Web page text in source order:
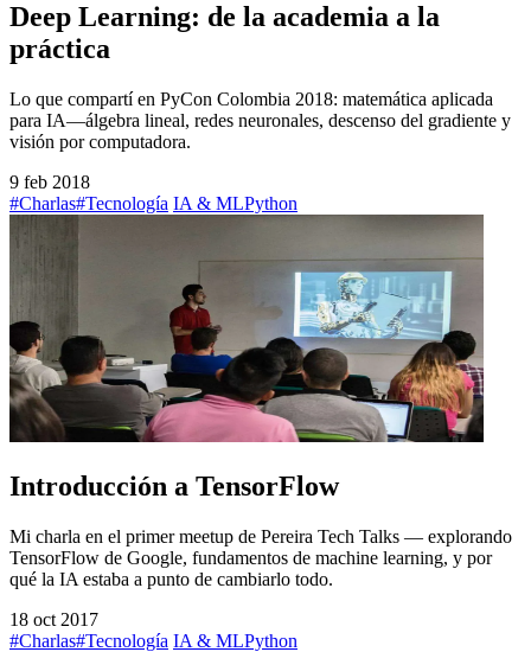
Deep Learning: de la academia a la
práctica
Lo que compartí en PyCon Colombia 2018: matemática aplicada
para IA—álgebra lineal, redes neuronales, descenso del gradiente y
visión por computadora.
9 feb 2018
#Charlas#Tecnología IA & MLPython
Introducción a TensorFlow
Mi charla en el primer meetup de Pereira Tech Talks — explorando
TensorFlow de Google, fundamentos de machine learning, y por
qué la IA estaba a punto de cambiarlo todo.
18 oct 2017
#Charlas#Tecnología IA & MLPython